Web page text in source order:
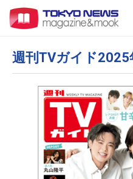
週刊TVガイド